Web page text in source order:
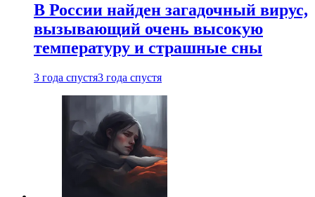
В России найден загадочный вирус,
вызывающий очень высокую
температуру и страшные сны
3 года спустя3 года спустя